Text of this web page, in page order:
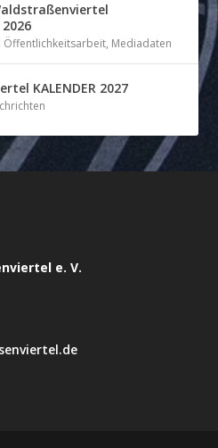
2026
Öffentlichkeitsarbeit, Mediadaten
KALENDER 2027
e. V.